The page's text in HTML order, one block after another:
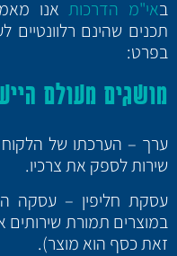
באי"מ הדרכותאנו
תכנים שהינם רלוונטיים
בפרט:
מושגים מעולם
ערך – הערכתו של הלקוח
שירות לספק את צרכיו.
עסקת חליפין – עסקה
במוצרים תמורת שירותים
זאת כסף הוא מוצר).